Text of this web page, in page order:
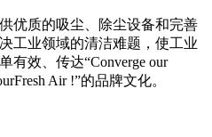
质的吸尘、除尘设备和完善
工业领域的清洁难题，使工业
有效、传达“Converge our
Air !”的品牌文化。